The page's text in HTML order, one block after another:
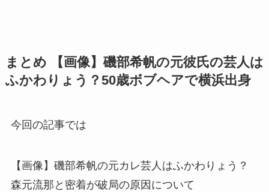
まとめ 【画像】磯部希帆の元彼氏の芸人は
ふかわりょう？50歳ボブヘアで横浜出身
今回の記事では
【画像】磯部希帆の元カレ芸人はふかわりょう？
森元流那と密着が破局の原因について